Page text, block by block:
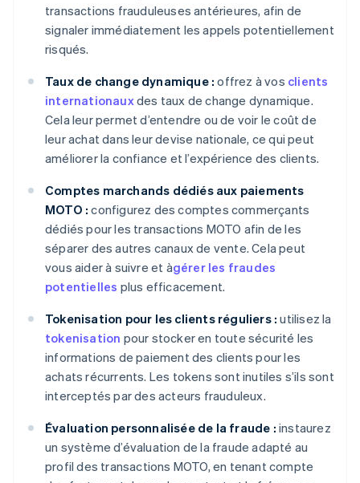
transactions frauduleuses antérieures, afin de
signaler immédiatement les appels potentiellement
risqués.
Taux de change dynamique : offrez à vos clients
internationauxdes taux de change dynamique.
Cela leur permet d’entendre ou de voir le coût de
leur achat dans leur devise nationale, ce qui peut
améliorer la confiance et l’expérience des clients.
Comptes marchands dédiés aux paiements
MOTO : configurez des comptes commerçants
dédiés pour les transactions MOTO afin de les
séparer des autres canaux de vente. Cela peut
vous aider à suivre et àgérer les fraudes
potentielles plus efficacement.
Tokenisation pour les clients réguliers : utilisez la
tokenisation pour stocker en toute sécurité les
informations de paiement des clients pour les
achats récurrents. Les tokens sont inutiles s’ils sont
interceptés par des acteurs frauduleux.
Évaluation personnalisée de la fraude : instaurez
un système d’évaluation de la fraude adapté au
profil des transactions MOTO, en tenant compte